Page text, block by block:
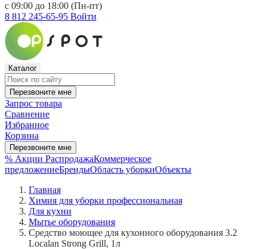
с 09:00 до 18:00 (Пн-пт)
8 812 245-65-95 Войти
Каталог
Перезвоните мне
Запрос товара
Сравнение
Избранное
Корзина
Перезвоните мне
% Акции РаспродажаКоммерческое
предложениеБрендыОбласть уборкиОбъекты
Главная
Химия для уборки профессиональная
Для кухни
Мытье оборудования
Средство моющее для кухонного оборудования 3.2
Localan Strong Grill, 1л